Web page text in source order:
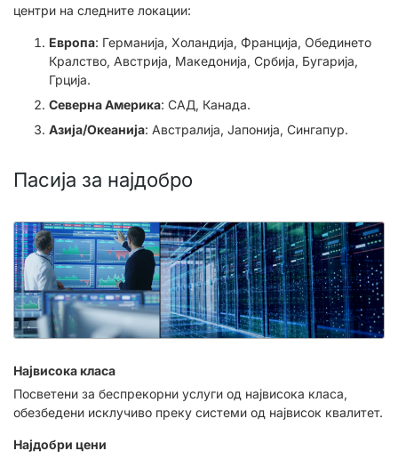
центри на следните локации:
Европа: Германија, Холандија, Франција, Обединето
Кралство, Австрија, Македонија, Србија, Бугарија,
Грција.
Северна Америка: САД, Канада.
Азија/Океанија: Австралија, Јапонија, Сингапур.
Пасија за најдобро
Највисока класа
Посветени за беспрекорни услуги од највисока класа,
обезбедени исклучиво преку системи од највисок квалитет.
Најдобри цени